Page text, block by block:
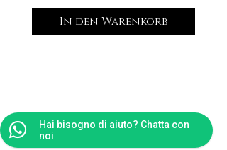
In den Warenkorb
Hai bisogno di aiuto? Chatta con
noi